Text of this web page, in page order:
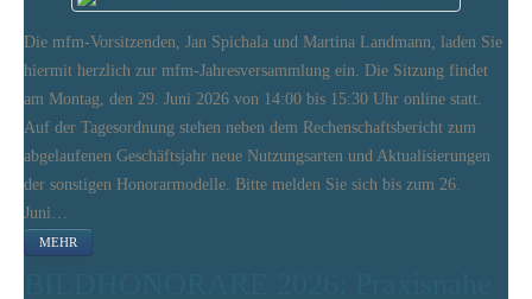
Die mfm-Vorsitzenden, Jan Spichala und Martina Landmann, laden Sie
hiermit herzlich zur mfm-Jahresversammlung ein. Die Sitzung findet
am Montag, den 29. Juni 2026 von 14:00 bis 15:30 Uhr online statt.
Auf der Tagesordnung stehen neben dem Rechenschaftsbericht zum
abgelaufenen Geschäftsjahr neue Nutzungsarten und Aktualisierungen
der sonstigen Honorarmodelle. Bitte melden Sie sich bis zum 26.
Juni…
MEHR